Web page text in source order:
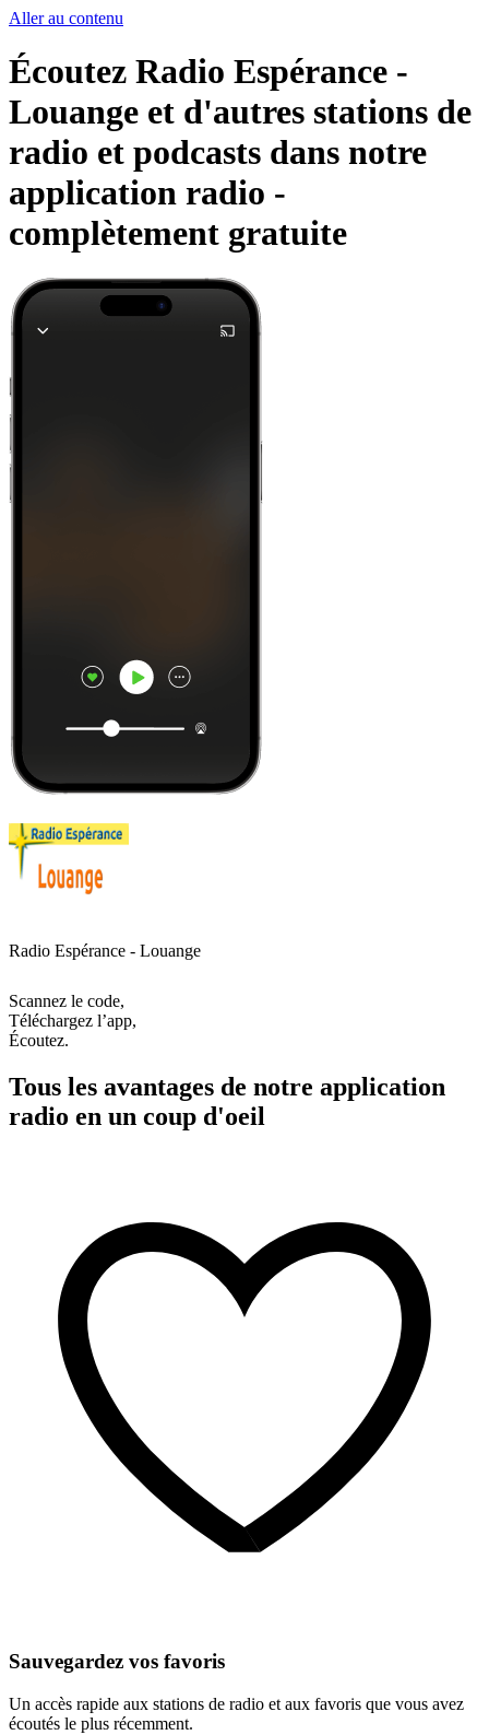
Aller au contenu
Écoutez Radio Espérance -
Louange et d'autres stations de
radio et podcasts dans notre
application radio -
complètement gratuite
Radio Espérance - Louange
Scannez le code,
Téléchargez l’app,
Écoutez.
Tous les avantages de notre application
radio en un coup d'oeil
Sauvegardez vos favoris
Un accès rapide aux stations de radio et aux favoris que vous avez
écoutés le plus récemment.